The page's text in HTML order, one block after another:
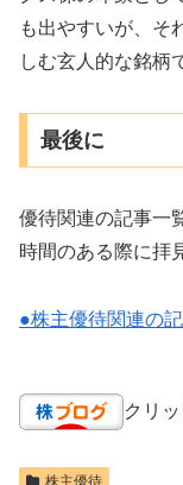
も出やすいが、そ
しむ玄人的な銘柄
最後に
優待関連の記事一
時間のある際に拝
●株主優待関連の
クリ